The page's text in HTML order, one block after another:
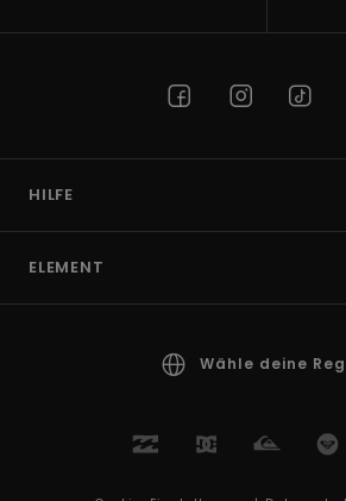
HILFE
ELEMENT
Wähle deine